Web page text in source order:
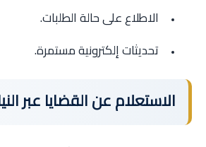
الاطلاع على حالة الطلبات.
تحديثات إلكترونية مستمرة.
الاستعلام عن القضايا عبر